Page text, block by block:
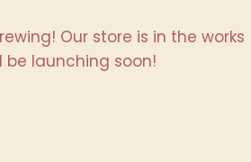
Our store is in the works
be launching soon!